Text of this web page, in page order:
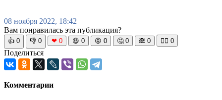
08 ноября 2022, 18:42
Вам понравилась эта публикация?
👍 0 👎 0 ❤ 0 😆 0 😡 0 🤔 0 🙈 0 🧘‍♀️ 0
Поделиться
Комментарии